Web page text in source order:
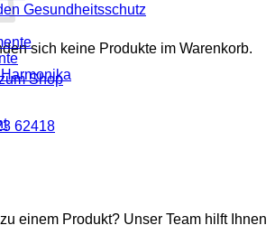
sich keine Produkte im Warenkorb.
Shop
62418
Gesundheitsschutz
einem Produkt? Unser Team hilft Ihnen